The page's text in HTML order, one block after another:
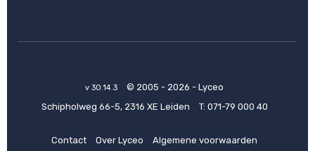
v 30.14.3
© 2005 - 2026 - Lyceo
Schipholweg 66-5, 2316 XE Leiden
T: 071-79 000 40
Contact Over Lyceo Algemene voorwaarden